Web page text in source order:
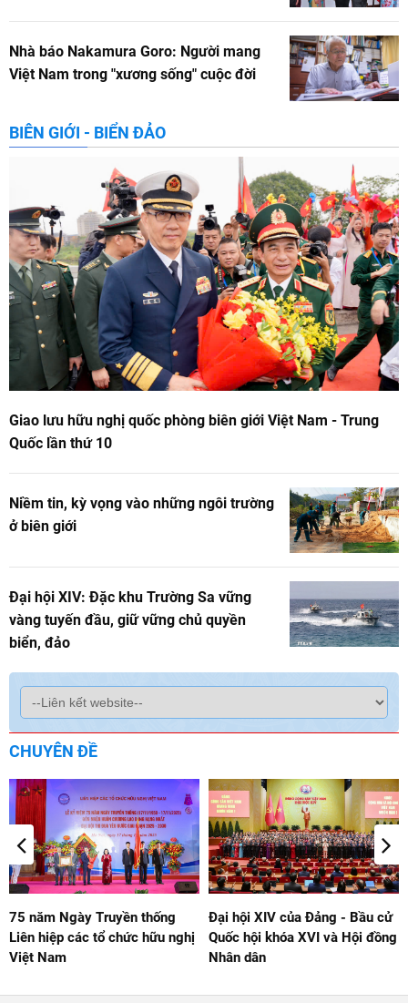
Nhà báo Nakamura Goro: Người mang
Việt Nam trong "xương sống" cuộc đời
BIÊN GIỚI - BIỂN ĐẢO
Giao lưu hữu nghị quốc phòng biên giới Việt Nam - Trung
Quốc lần thứ 10
Niềm tin, kỳ vọng vào những ngôi trường
ở biên giới
Đại hội XIV: Đặc khu Trường Sa vững
vàng tuyến đầu, giữ vững chủ quyền
biển, đảo
CHUYÊN ĐỀ
75 năm Ngày Truyền thống
Liên hiệp các tổ chức hữu nghị
Việt Nam
Đại hội XIV của Đảng - Bầu cử
Quốc hội khóa XVI và Hội đồng
Nhân dân